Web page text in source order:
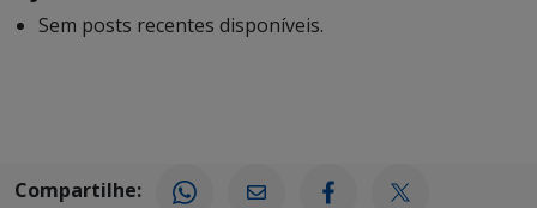
Sem posts recentes disponíveis.
Compartilhe: